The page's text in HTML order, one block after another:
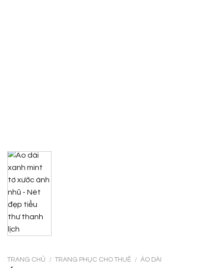
TRANG CHỦ / TRANG PHỤC CHO THUÊ / ÁO DÀI